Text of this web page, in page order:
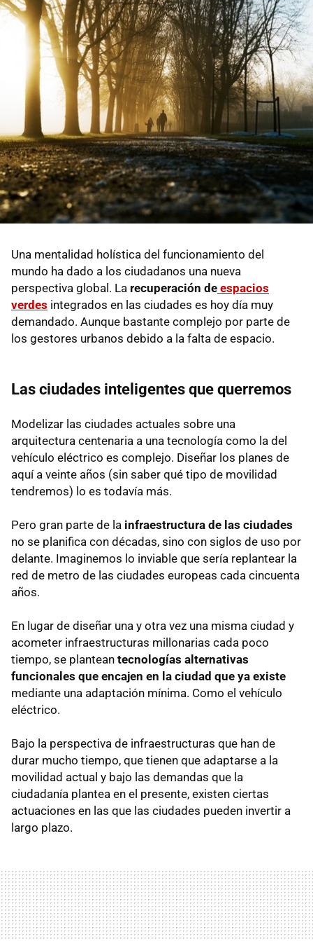
Una mentalidad holística del funcionamiento del
mundo ha dado a los ciudadanos una nueva
perspectiva global. La recuperación de espacios
verdes integrados en las ciudades es hoy día muy
demandado. Aunque bastante complejo por parte de
los gestores urbanos debido a la falta de espacio.
Las ciudades inteligentes que querremos
Modelizar las ciudades actuales sobre una
arquitectura centenaria a una tecnología como la del
vehículo eléctrico es complejo. Diseñar los planes de
aquí a veinte años (sin saber qué tipo de movilidad
tendremos) lo es todavía más.
Pero gran parte de la infraestructura de las ciudades
no se planifica con décadas, sino con siglos de uso por
delante. Imaginemos lo inviable que sería replantear la
red de metro de las ciudades europeas cada cincuenta
años.
En lugar de diseñar una y otra vez una misma ciudad y
acometer infraestructuras millonarias cada poco
tiempo, se plantean tecnologías alternativas
funcionales que encajen en la ciudad que ya existe
mediante una adaptación mínima. Como el vehículo
eléctrico.
Bajo la perspectiva de infraestructuras que han de
durar mucho tiempo, que tienen que adaptarse a la
movilidad actual y bajo las demandas que la
ciudadanía plantea en el presente, existen ciertas
actuaciones en las que las ciudades pueden invertir a
largo plazo.